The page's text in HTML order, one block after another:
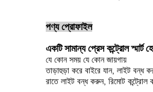
পণ্য প্রোফাইল
একটি সামান্য প্রেস কন্ট্রোল স্মার্ট
যে কোন সময় যে কোন জায়গায়
তাড়াহুড়া করে বাইরে যান, লাইট বন্ধ
রাতে লাইট বন্ধ করুন, রিমোট কন্ট্রোল